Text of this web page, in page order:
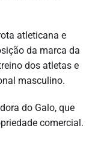
atleticana e
da marca da
dos atletas e
masculino.
do Galo, que
comercial.